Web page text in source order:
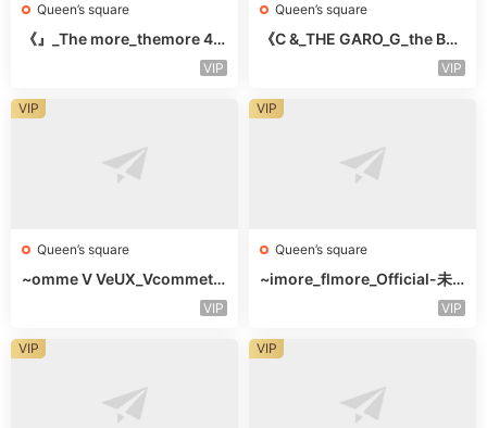
Queen’s square
《』_The more_themore 41
VIP
Queen’s square
《C &_THE GARO_G_the Bar
VIP
Queen’s square
~omme V VeUX_Vcommetu
VIP
VIP
Queen’s square
~imore_flmore_Official-未
VIP
VIP
VIP VIP